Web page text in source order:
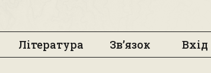
Література Зв’язок Вхід